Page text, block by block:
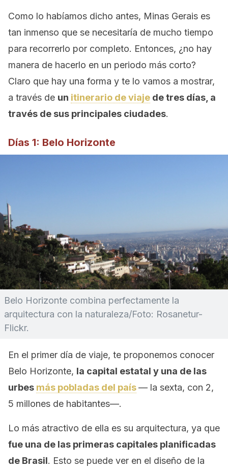
Como lo habíamos dicho antes, Minas Gerais es
tan inmenso que se necesitaría de mucho tiempo
para recorrerlo por completo. Entonces, ¿no hay
manera de hacerlo en un periodo más corto?
Claro que hay una forma y te lo vamos a mostrar,
a través de un itinerario de viaje de tres días, a
través de sus principales ciudades.
Días 1: Belo Horizonte
Belo Horizonte combina perfectamente la
arquitectura con la naturaleza/Foto: Rosanetur-
Flickr.
En el primer día de viaje, te proponemos conocer
Belo Horizonte, la capital estatal y una de las
urbes más pobladas del país— la sexta, con 2,
5 millones de habitantes—.
Lo más atractivo de ella es su arquitectura, ya que
fue una de las primeras capitales planificadas
de Brasil. Esto se puede ver en el diseño de la